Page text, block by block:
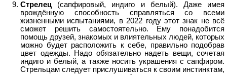
Стрелец (сапфировый, индиго и белый). Даже имея
врождённую способность справляться со всеми
жизненными испытаниями, в 2022 году этот знак не всё
сможет решить самостоятельно. Ему понадобится
помощь друзей, знакомых и влиятельных людей, которых
можно будет расположить к себе, правильно подобрав
цвет одежды. Надо обязательно надеть вещи, сочетая
индиго и белый, а также носить украшения с сапфиром.
Стрельцам следует прислушиваться к своим инстинктам,